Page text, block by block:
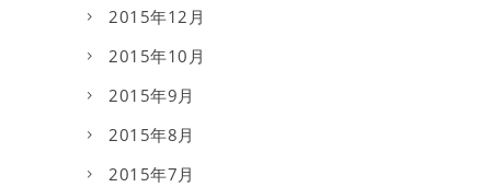
2015年12月
2015年10月
2015年9月
2015年8月
2015年7月